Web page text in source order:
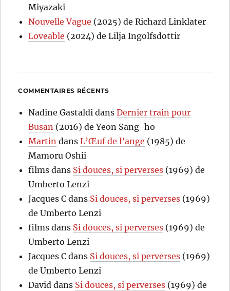
Miyazaki
Nouvelle Vague (2025) de Richard Linklater
Loveable (2024) de Lilja Ingolfsdottir
COMMENTAIRES RÉCENTS
Nadine Gastaldi dansDernier train pour
Busan (2016) de Yeon Sang-ho
Martin dansL’Œuf de l’ange (1985) de
Mamoru Oshii
films dans Si douces, si perverses (1969) de
Umberto Lenzi
Jacques C dans Si douces, si perverses (1969)
de Umberto Lenzi
films dans Si douces, si perverses (1969) de
Umberto Lenzi
Jacques C dans Si douces, si perverses (1969)
de Umberto Lenzi
David dans Si douces, si perverses (1969) de